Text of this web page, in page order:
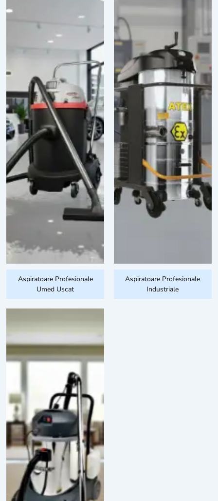
Aspiratoare Profesionale
Umed Uscat
Aspiratoare Profesionale
Industriale